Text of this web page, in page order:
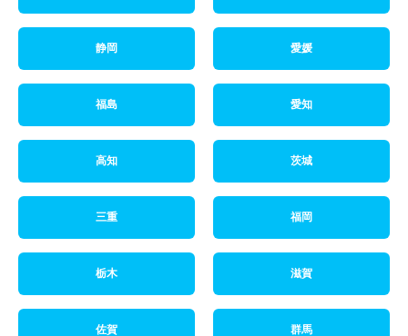
静岡 愛媛
福島 愛知
高知 茨城
三重 福岡
栃木 滋賀
佐賀 群馬